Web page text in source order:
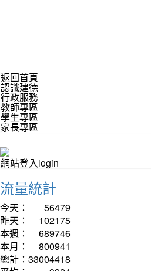
返回首頁
認識建德
行政服務
教師專區
學生專區
家長專區
網站登入login
流量統計
今天：
56479
昨天：
102175
本週：
689746
本月：
800941
總計： 33004418